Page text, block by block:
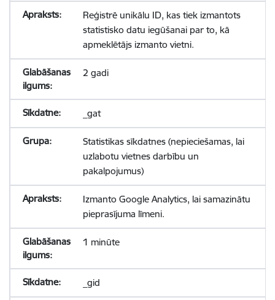
Reģistrē unikālu ID, kas tiek izmantots
statistisko datu iegūšanai par to, kā
apmeklētājs izmanto vietni.
2 gadi
_gat
Statistikas sīkdatnes (nepieciešamas, lai
uzlabotu vietnes darbību un
pakalpojumus)
Izmanto Google Analytics, lai samazinātu
pieprasījuma līmeni.
1 minūte
_gid